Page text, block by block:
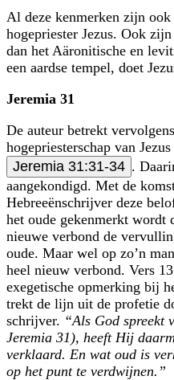
Al deze kenmerken zijn ook
hogepriester Jezus. Ook
dan het Aäronitische en
een aardse tempel, doet
Jeremia 31
De auteur betrekt
hogepriesterschap van
Jeremia 31:31-34 .
aangekondigd. Met de
Hebreeënschrijver deze
het oude gekenmerkt
nieuwe verbond de
oude. Maar wel op zo’n
heel nieuw verbond. Vers
exegetische opmerking bij
trekt de lijn uit de profetie
schrijver. “Als God spreekt
Jeremia 31), heeft Hij
verklaard. En wat oud is
op het punt te verdwijnen.”